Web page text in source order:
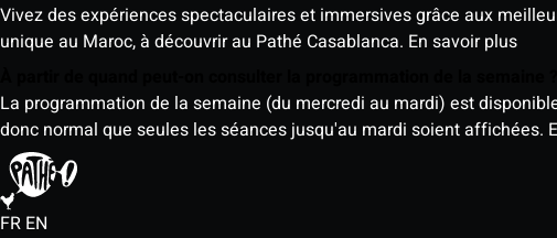
Vivez des expériences spectaculaires et immersives grâce aux
unique au Maroc, à découvrir au Pathé Casablanca. En savoir plus
La programmation de la semaine (du mercredi au mardi) est
donc normal que seules les séances jusqu'au mardi soient affichées.
FR EN